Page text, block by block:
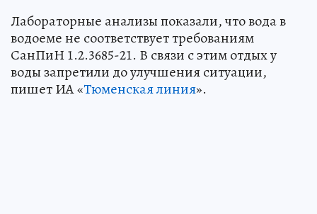
Лабораторные анализы показали, что вода в
водоеме не соответствует требованиям
СанПиН 1.2.3685-21. В связи с этим отдых у
воды запретили до улучшения ситуации,
пишет ИА «Тюменская линия».